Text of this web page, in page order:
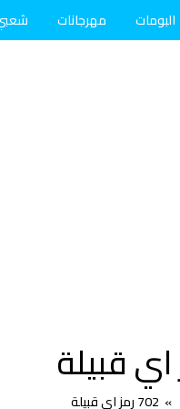
البومات مهرجانات
702 رمز اي قبيلة